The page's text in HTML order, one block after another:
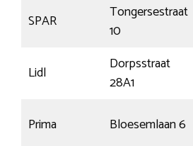
SPAR
Tongersestraat
10
Lidl
Dorpsstraat
28A1
Prima Bloesemlaan 6